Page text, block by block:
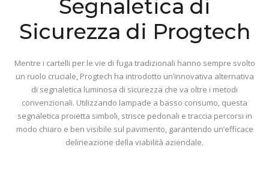
Segnaletica di
Sicurezza di Progtech
Mentre i cartelli per le vie di fuga tradizionali hanno sempre svolto
un ruolo cruciale, Progtech ha introdotto un’innovativa alternativa
di segnaletica luminosa di sicurezza che va oltre i metodi
convenzionali. Utilizzando lampade a basso consumo, questa
segnaletica proietta simboli, strisce pedonali e traccia percorsi in
modo chiaro e ben visibile sul pavimento, garantendo un’efficace
delineazione della viabilità aziendale.